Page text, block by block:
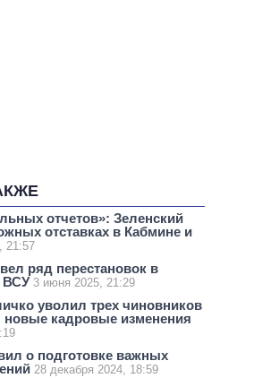
отчетов»: Зеленский
отставках в Кабмине и
21:57
ряд перестановок в
ВСУ 3 июня 2025, 21:29
уволил трех чиновников
новые кадровые изменения
о подготовке важных
28 декабря 2024, 18:59